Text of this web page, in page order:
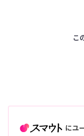
こ
にユ